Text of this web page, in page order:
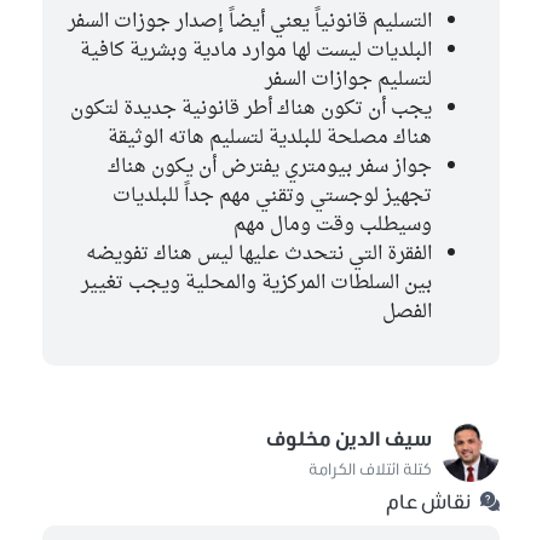
التسليم قانونياً يعني أيضاً إصدار جوزات السفر
البلديات ليست لها موارد مادية وبشرية كافية
لتسليم جوازات السفر
يجب أن تكون هناك أطر قانونية جديدة لتكون
هناك مصلحة للبلدية لتسليم هاته الوثيقة
جواز سفر بيومتري يفترض أن يكون هناك
تجهيز لوجستي وتقني مهم جداً للبلديات
وسيطلب وقت ومال مهم
الفقرة التي نتحدث عليها ليس هناك تفويضه
بين السلطات المركزية والمحلية ويجب تغيير
الفصل
سيف الدين مخلوف
كتلة ائتلاف الكرامة
نقاش عام